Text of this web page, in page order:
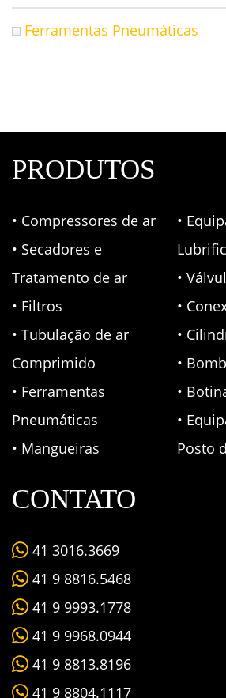
Ferramentas Pneumáticas
PRODUTOS
• Compressores de ar
• Secadores e
Tratamento de ar
• Filtros
• Tubulação de ar
Comprimido
• Ferramentas
Pneumáticas
• Mangueiras
•
•
•
•
•
•
•
Posto
CONTATO
41 3016.3669
41 9 8816.5468
41 9 9993.1778
41 9 9968.0944
41 9 8813.8196
41 9 8804.1117